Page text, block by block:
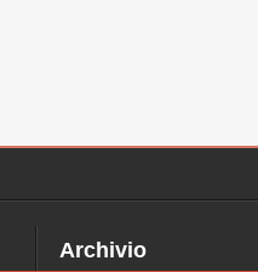
Archivio